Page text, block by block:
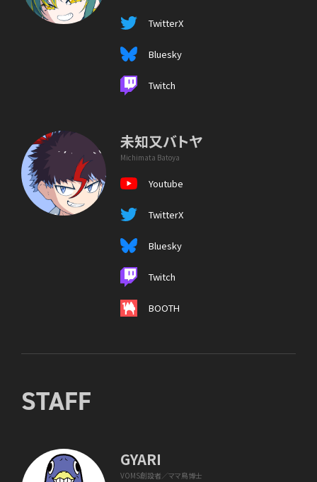
TwitterX
Bluesky
Twitch
未知又バトヤ
Michimata Batoya
Youtube
TwitterX
Bluesky
Twitch
BOOTH
STAFF
GYARI
VOMS創設者／ママ鳥博士